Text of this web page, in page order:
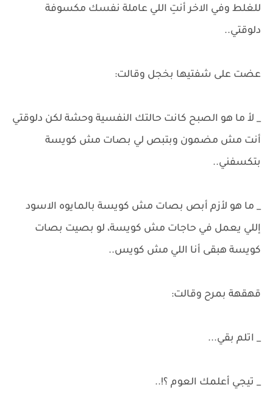
للغلط وفي الاخر أنتِ اللي عاملة نفسك مكسوفة
دلوقتي..
عضت على شفتيها بخجل وقالت:
_ لأ ما هو الصبح كانت حالتك النفسية وحشة لكن دلوقتي
أنت مش مضمون وبتبص لي بصات مش كويسة
بتكسفني..
_ ما هو لأزم أبص بصات مش كويسة بالمايوه الاسود
إللي يعمل في حاجات مش كويسة، لو بصيت بصات
كويسة هبقى أنا اللي مش كويس..
قهقهة بمرح وقالت:
_ اتلم بقي...
_ تيجي أعلمك العوم ؟!..